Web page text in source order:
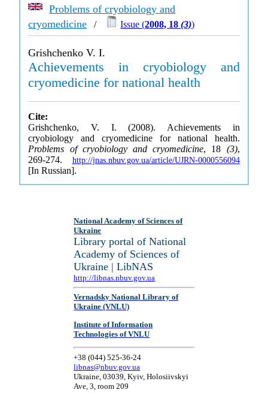
Problems of cryobiology and
cryomedicine / Issue (2008, 18(3))
Grishchenko V. I.
Achievements in cryobiology and
cryomedicine for national health
Cite:
Grishchenko, V. I. (2008). Achievements in
cryobiology and cryomedicine for national health.
Problems of cryobiology and cryomedicine, 18 (3),
269-274. http://jnas.nbuv.gov.ua/article/UJRN-0000556094
[In Russian].
National Academy of Sciences of
Ukraine
Library portal of National
Academy of Sciences of
Ukraine | LibNAS
http://libnas.nbuv.gov.ua
Vernadsky National Library of
Ukraine (VNLU)
Institute of Information
Technologies of VNLU
+38 (044) 525-36-24
libnas@nbuv.gov.ua
Ukraine, 03039, Kyiv, Holosiivskyi
Ave, 3, room 209